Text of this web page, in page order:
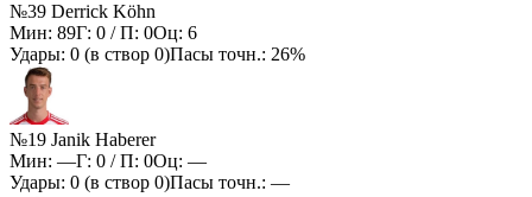
№39 Derrick Köhn
Мин: 89Г: 0 / П: 0Оц: 6
Удары: 0 (в створ 0)Пасы точн.: 26%
№19 Janik Haberer
Мин: —Г: 0 / П: 0Оц: —
Удары: 0 (в створ 0)Пасы точн.: —